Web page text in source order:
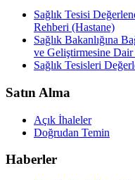
Sağlık Tesisi
Rehberi (Hastane)
Sağlık Bakanlığına
ve Geliştirmesine
Sağlık Tesisleri
Satın Alma
Açık İhaleler
Doğrudan Temin
Haberler